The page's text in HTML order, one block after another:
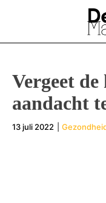
Vergeet de
aandacht
13 juli 2022